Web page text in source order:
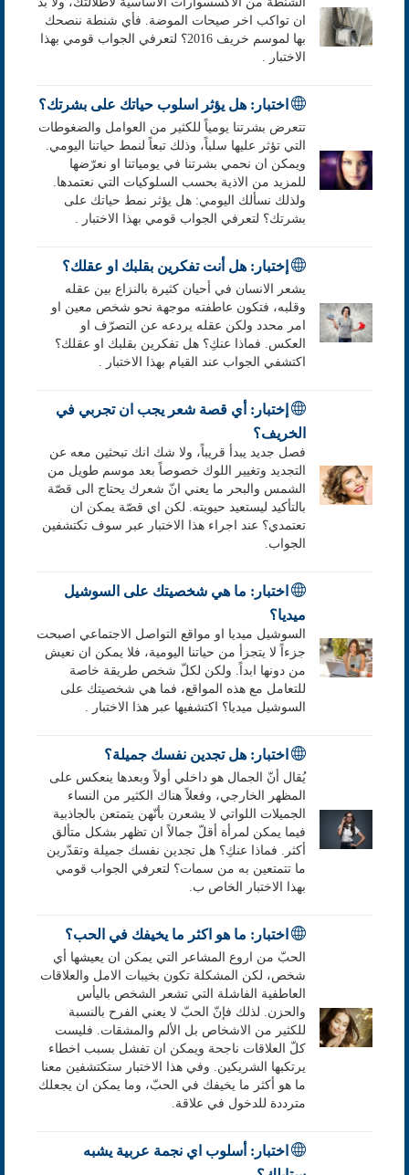
ان تواكب اخر صيحات الموضة. فأي شنطة ننصحك
بها لموسم خريف 2016؟ لتعرفي الجواب قومي بهذا
الاختبار .
اختبار: هل يؤثر اسلوب حياتك على بشرتك؟
تتعرض بشرتنا يومياً للكثير من العوامل والضغوطات
التي تؤثر عليها سلباً، وذلك تبعاً لنمط حياتنا اليومي.
ويمكن ان نحمي بشرتنا في يومياتنا او نعرّضها
للمزيد من الاذية بحسب السلوكيات التي نعتمدها.
ولذلك نسألك اليومي: هل يؤثر نمط حياتك على
بشرتك؟ لتعرفي الجواب قومي بهذا الاختبار .
إختبار: هل أنت تفكرين بقلبك او عقلك؟
يشعر الانسان في أحيان كثيرة بالنزاع بين عقله
وقلبه، فتكون عاطفته موجهة نحو شخص معين او
امر محدد ولكن عقله يردعه عن التصرّف او
العكس. فماذا عنكِ؟ هل تفكرين بقلبك او عقلك؟
اكتشفي الجواب عند القيام بهذا الاختبار .
إختبار: أي قصة شعر يجب ان تجربي في
الخريف؟
فصل جديد يبدأ قريباً، ولا شك انك تبحثين معه عن
التجديد وتغيير اللوك خصوصاً بعد موسم طويل من
الشمس والبحر ما يعني انّ شعرك يحتاج الى قصّة
بالتأكيد ليستعيد حيويته. لكن اي قصّة يمكن ان
تعتمدي؟ عند اجراء هذا الاختبار عبر سوف تكتشفين
الجواب.
اختبار: ما هي شخصيتك على السوشيل
ميديا؟
السوشيل ميديا او مواقع التواصل الاجتماعي اصبحت
جزءاً لا يتجزأ من حياتنا اليومية، فلا يمكن ان نعيش
من دونها ابداً. ولكن لكلّ شخص طريقة خاصة
للتعامل مع هذه المواقع، فما هي شخصيتك على
السوشيل ميديا؟ اكتشفيها عبر هذا الاختبار .
اختبار: هل تجدين نفسك جميلة؟
يُقال أنّ الجمال هو داخلي أولاً وبعدها ينعكس على
المظهر الخارجي، وفعلاً هناك الكثير من النساء
الجميلات اللواتي لا يشعرن بأنّهن يتمتعن بالجاذبية
فيما يمكن لمرأة أقلّ جمالاً ان تظهر بشكل متألق
أكثر. فماذا عنكِ؟ هل تجدين نفسك جميلة وتقدّرين
ما تتمتعين به من سمات؟ لتعرفي الجواب قومي
بهذا الاختبار الخاص ب.
اختبار: ما هو اكثر ما يخيفك في الحب؟
الحبّ من اروع المشاعر التي يمكن ان يعيشها أي
شخص، لكن المشكلة تكون بخيبات الامل والعلاقات
العاطفية الفاشلة التي تشعر الشخص باليأس
والحزن. لذلك فإنّ الحبّ لا يعني الفرح بالنسبة
للكثير من الاشخاص بل الألم والمشقات. فليست
كلّ العلاقات ناجحة ويمكن ان تفشل بسبب اخطاء
يرتكبها الشريكين. وفي هذا الاختبار ستكتشفين معنا
ما هو أكثر ما يخيفك في الحبّ، وما يمكن ان يجعلك
مترددة للدخول في علاقة.
اختبار: أسلوب اي نجمة عربية يشبه